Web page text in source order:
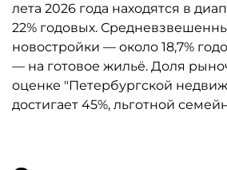
лета 2026 года находятся в
22% годовых.
новостройки — около 18,7%
— на готовое жильё. Доля
оценке "Петербургской
достигает 45%, льготной